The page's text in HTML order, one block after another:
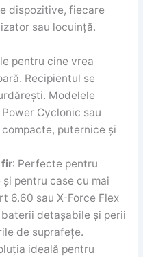
dispozitive, fiecare
sau locuință.
pentru cine vrea
Recipientul se
Modelele
Cyclonic sau
puternice și
fir: Perfecte pentru
pentru case cu mai
6.60 sau X-Force Flex
baterii detașabile și perii
de suprafețe.
ideală pentru